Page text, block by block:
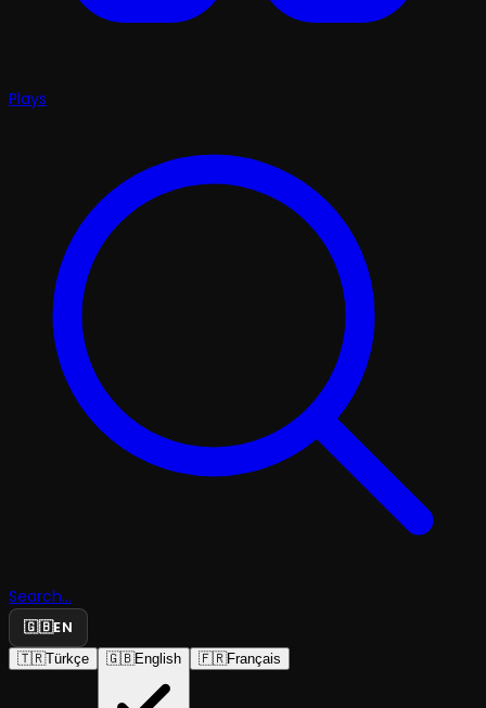
Plays
Search...
🇬🇧EN
🇹🇷Türkçe 🇬🇧English 🇫🇷Français